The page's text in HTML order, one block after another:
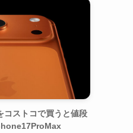
ストコで買うと値段